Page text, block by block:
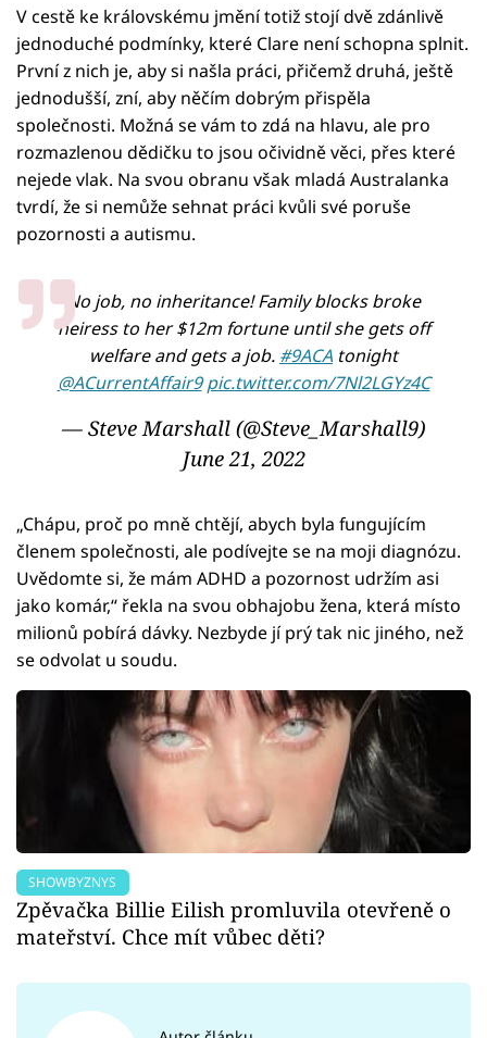
V cestě ke královskému jmění totiž stojí dvě zdánlivě
jednoduché podmínky, které Clare není schopna splnit.
První z nich je, aby si našla práci, přičemž druhá, ještě
jednodušší, zní, aby něčím dobrým přispěla
společnosti. Možná se vám to zdá na hlavu, ale pro
rozmazlenou dědičku to jsou očividně věci, přes které
nejede vlak. Na svou obranu však mladá Australanka
tvrdí, že si nemůže sehnat práci kvůli své poruše
pozornosti a autismu.
No job, no inheritance! Family blocks broke
heiress to her $12m fortune until she gets off
welfare and gets a job. #9ACA tonight
@ACurrentAffair9 pic.twitter.com/7Nl2LGYz4C
— Steve Marshall (@Steve_Marshall9)
June 21, 2022
„Chápu, proč po mně chtějí, abych byla fungujícím
členem společnosti, ale podívejte se na moji diagnózu.
Uvědomte si, že mám ADHD a pozornost udržím asi
jako komár,“ řekla na svou obhajobu žena, která místo
milionů pobírá dávky. Nezbyde jí prý tak nic jiného, než
se odvolat u soudu.
SHOWBYZNYS
Zpěvačka Billie Eilish promluvila otevřeně o
mateřství. Chce mít vůbec děti?